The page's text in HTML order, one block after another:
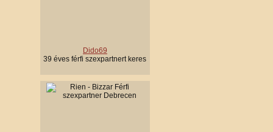
Dido69
39 éves férfi szexpartnert keres